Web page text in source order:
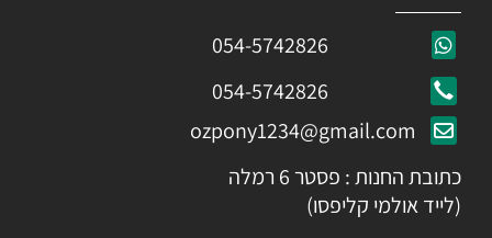
054-5742826
054-5742826
ozpony1234@gmail.com
כתובת החנות : פסטר 6 רמלה
(לייד אולמי קליפסו)